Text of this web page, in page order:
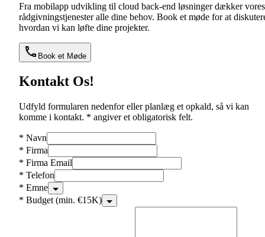
Fra mobilapp udvikling til cloud back-end løsninger dækker vores
rådgivningstjenester alle dine behov. Book et møde for at
hvordan vi kan løfte dine projekter.
Book et Møde
Kontakt Os!
Udfyld formularen nedenfor eller planlæg et opkald, så vi kan
komme i kontakt. * angiver et obligatorisk felt.
* Navn
* Firma
* Firma Email
* Telefon
* Emne
* Budget (min. €15K)